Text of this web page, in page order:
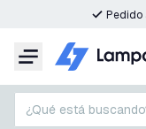
Pedido
Menú
¿Qué está buscando?